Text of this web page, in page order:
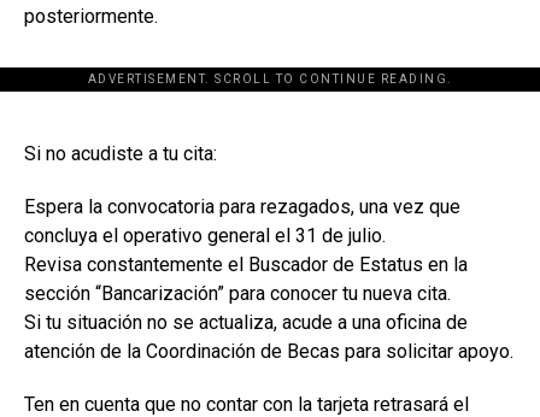
posteriormente.
ADVERTISEMENT. SCROLL TO CONTINUE READING.
[adsforwp id="243463"]
Si no acudiste a tu cita:
Espera la convocatoria para rezagados, una vez que
concluya el operativo general el 31 de julio.
Revisa constantemente el Buscador de Estatus en la
sección “Bancarización” para conocer tu nueva cita.
Si tu situación no se actualiza, acude a una oficina de
atención de la Coordinación de Becas para solicitar apoyo.
Ten en cuenta que no contar con la tarjeta retrasará el